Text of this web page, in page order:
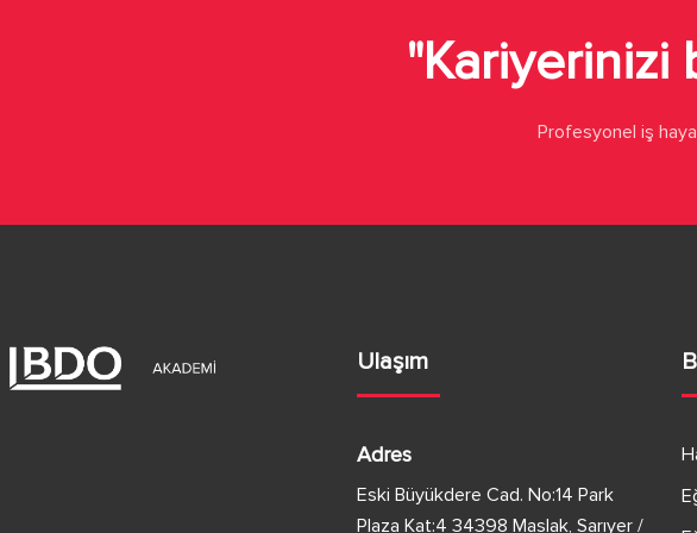
"Kariyerinizi
Profesyonel iş
Ulaşım
Adres
Eski Büyükdere Cad. No:14 Park
Plaza Kat:4 34398 Maslak, Sarıyer /